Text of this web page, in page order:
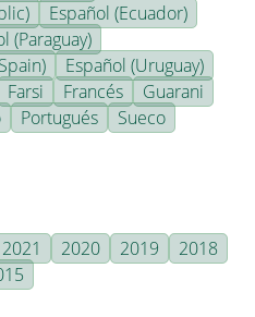
Español (Ecuador)
(Paraguay)
Español (Uruguay)
Farsi Francés
Guarani
Portugués
Sueco
2021 2020 2019
2018